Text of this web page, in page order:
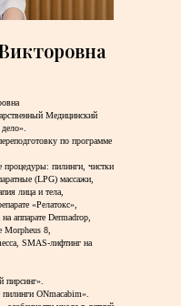
Медицинский
по программе
пилинги, чистки
(LPG) массажи,
лица и тела,
«Релатокс»,
аппарате Dermadrop,
Morpheus 8,
SMAS-лифтинг на
ONmacabim».